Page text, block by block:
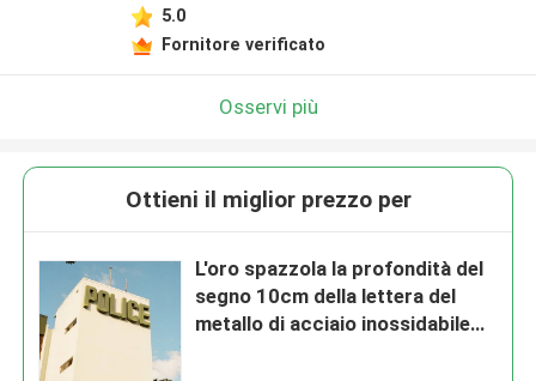
5.0
Fornitore verificato
Osservi più
Ottieni il miglior prezzo per
L'oro spazzola la profondità del
segno 10cm della lettera del
metallo di acciaio inossidabile